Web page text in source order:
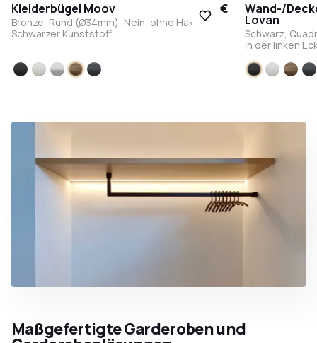
Kleiderbügel Moov 17,95 €
Bronze, Rund (Ø34mm), Nein, ohne Haken,
Schwarzer Kunststoff
Schwarz
WeißEdelstahl
BronzeAnthrazit
Wand-/
Lovan
Schwarz,
In der linken
Schwarz
Weiß
Maßgefertigte Garderoben und